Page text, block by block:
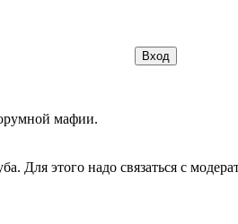
мафии.
Для этого надо связаться с